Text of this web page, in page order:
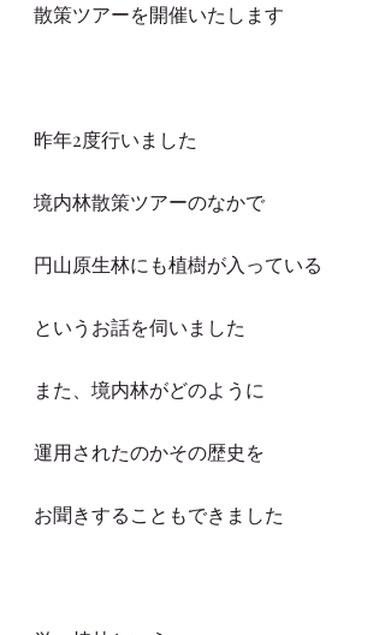
散策ツアーを開催いたします
昨年2度行いました
境内林散策ツアーのなかで
円山原生林にも植樹が入っている
というお話を伺いました
また、境内林がどのように
運用されたのかその歴史を
お聞きすることもできました